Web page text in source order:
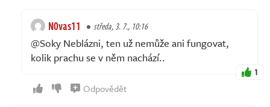
N0vas11 středa, 3. 7., 10:16
@Soky Neblázni, ten už nemůže ani fungovat,
kolik prachu se v něm nachází..
1
Odpovědět